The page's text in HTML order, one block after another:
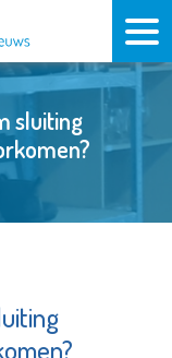
sluiting